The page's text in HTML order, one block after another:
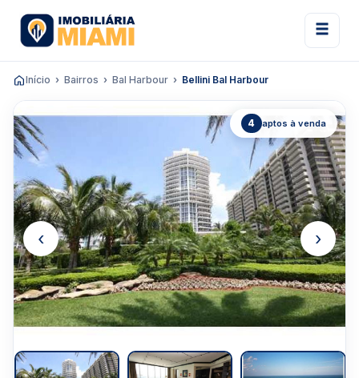
Início Bairros Bal Harbour Bellini Bal Harbour
4 aptos à venda
‹ ›